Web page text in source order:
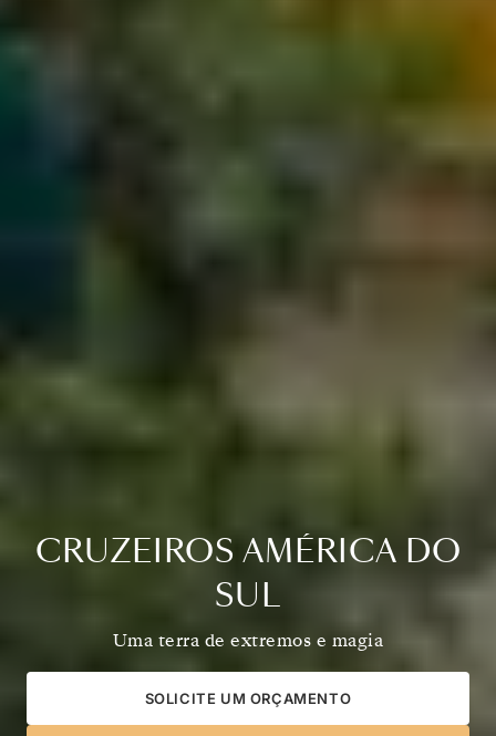
CRUZEIROS AMÉRICA DO
SUL
Uma terra de extremos e magia
SOLICITE UM ORÇAMENTO